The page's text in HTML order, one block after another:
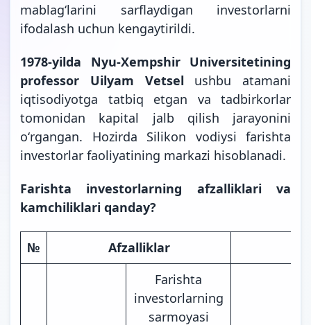
mablagʻlarini sarflaydigan investorlarni
ifodalash uchun kengaytirildi.
1978-yilda Nyu-Xempshir Universitetining
professor Uilyam Vetsel ushbu atamani
iqtisodiyotga tatbiq etgan va tadbirkorlar
tomonidan kapital jalb qilish jarayonini
oʻrgangan. Hozirda Silikon vodiysi farishta
investorlar faoliyatining markazi hisoblanadi.
Farishta investorlarning afzalliklari va
kamchiliklari qanday?
№ Afzalliklar
Farishta
investorlarning
sarmoyasi